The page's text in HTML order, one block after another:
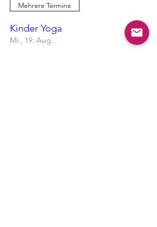
Mehrere Termine
Kinder Yoga
Mi., 19. Aug.